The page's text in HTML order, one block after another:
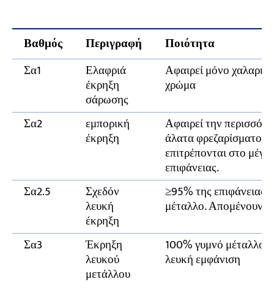
Βαθμός Περιγραφή
Ποιότητα
Σα1
Ελαφριά
έκρηξη
σάρωσης
Αφαιρεί μόνο χαλαρή
χρώμα
Σα2 εμπορική
έκρηξη
Αφαιρεί την
άλατα
επιτρέπονται στο
επιφάνειας.
Σα2.5
Σχεδόν
λευκή
έκρηξη
≥95% της επιφάνειας
μέταλλο. Απομένουν
Σα3 Έκρηξη
λευκού
μετάλλου
100% γυμνό μέταλλο,
λευκή εμφάνιση